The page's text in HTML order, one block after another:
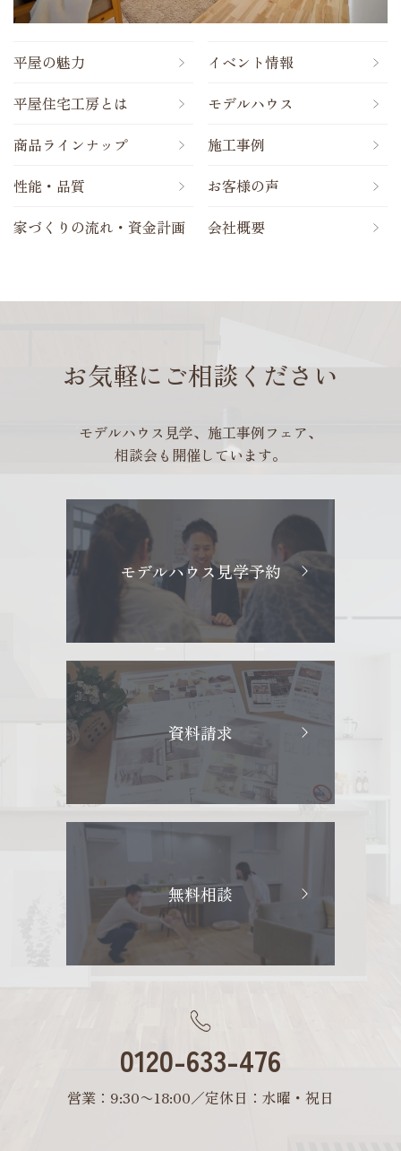
平屋の魅力
平屋住宅工房とは
商品ラインナップ
性能・品質
家づくりの流れ・資金計画
イベント情報
モデルハウス
施工事例
お客様の声
会社概要
お気軽にご相談ください
モデルハウス見学、施工事例フェア、
相談会も開催しています。
モデルハウス見学予約
資料請求
無料相談
0120-633-476
営業：9:30〜18:00／定休日：水曜・祝日